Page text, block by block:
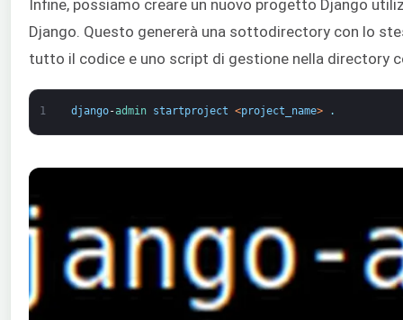
Infine, possiamo creare un nuovo progetto Django
Django. Questo genererà una sottodirectory con lo
tutto il codice e uno script di gestione nella directory
1 django-admin startproject <project_name> .